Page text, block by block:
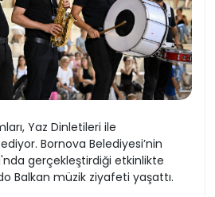
Yaz Dinletileri ile
Bornova Belediyesi’nin
gerçekleştirdiği etkinlikte
Balkan müzik ziyafeti yaşattı.